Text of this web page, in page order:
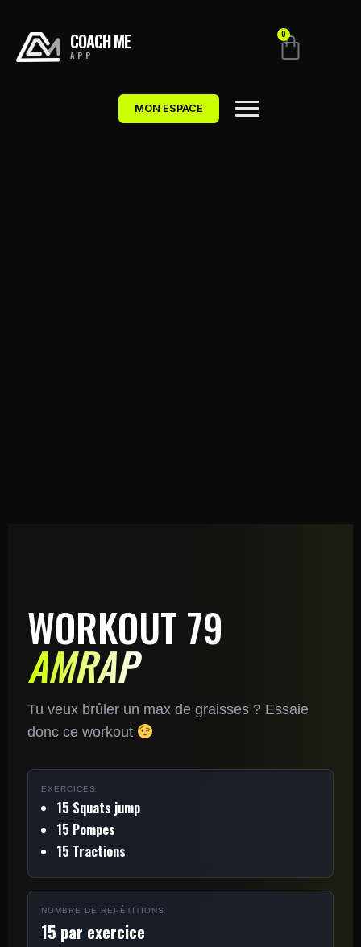
COACH ME
APP
0
MON ESPACE
WORKOUT 79
AMRAP
Tu veux brûler un max de graisses ? Essaie
donc ce workout
EXERCICES
15 Squats jump
15 Pompes
15 Tractions
NOMBRE DE RÉPÉTITIONS
15 par exercice